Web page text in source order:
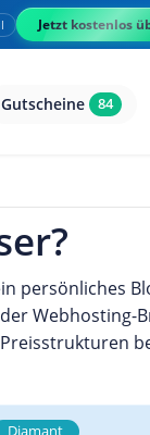
Jetzt kostenlos
Gutscheine 84
persönliches
Webhosting-
Diamant